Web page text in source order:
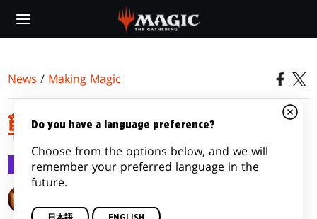
main
News / Making Magic
戦闘計画
Making Magic 2015/10/12
Do you have a language preference?
Choose from the options below, and we will
remember your preferred language in the
future.